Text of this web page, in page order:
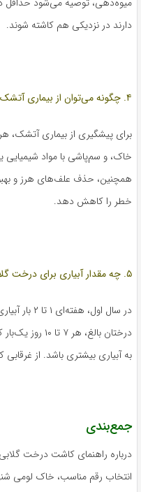
دارند در نزدیکی هم کاشته شوند.
۴. چگونه می‌توان از بیماری آتشک در درخت گلابی جلوگیری کرد؟
خاک، و سم‌پاشی با مواد
همچنین، حذف علف‌های هرز و
خطر را کاهش دهد.
۵. چه مقدار آبیاری برای درخت گلابی لازم است؟
درختان بالغ،
به آبیاری بیشتری باشد. از
جمع‌بندی
درباره راهنمای کاشت درخت
انتخاب رقم مناسب، خاک لومی